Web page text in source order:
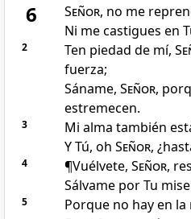
6 Señor, no me
Ni me castigues en
2 Ten piedad de mí,
fuerza;
Sáname, Señor,
estremecen.
3 Mi alma también
Y Tú, oh Señor,
4 ¶Vuélvete, Señor,
Sálvame por Tu
5
Porque no hay en